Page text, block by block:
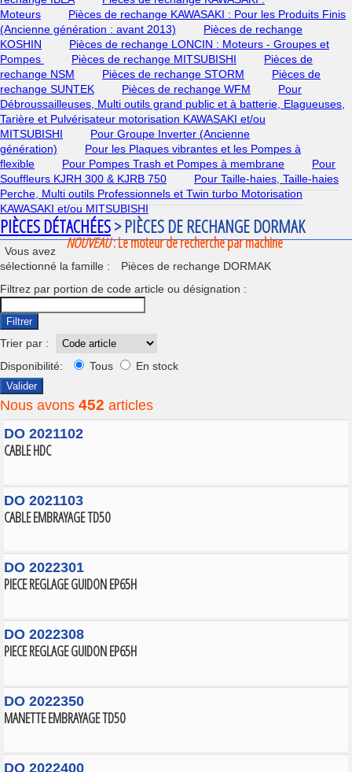
Moteurs
Pièces de rechange KAWASAKI : Pour les Produits Finis
(Ancienne génération : avant 2013)
Pièces de rechange
KOSHIN
Pièces de rechange LONCIN : Moteurs - Groupes et
Pompes
Pièces de rechange MITSUBISHI
Pièces de
rechange NSM
Pièces de rechange STORM
Pièces de
rechange SUNTEK
Pièces de rechange WFM
Pour
Débroussailleuses, Multi outils grand public et à batterie, Elagueuses,
Tarière et Pulvérisateur motorisation KAWASAKI et/ou
MITSUBISHI
Pour Groupe Inverter (Ancienne
génération)
Pour les Plaques vibrantes et les Pompes à
flexible
Pour Pompes Trash et Pompes à membrane
Pour
Souffleurs KJRH 300 & KJRB 750
Pour Taille-haies, Taille-haies
Perche, Multi outils Professionnels et Twin turbo Motorisation
KAWASAKI et/ou MITSUBISHI
PIÈCES DÉTACHÉES> PIÈCES DE RECHANGE DORMAK
NOUVEAU: Le moteur de recherche par machine
Vous avez
sélectionné la famille :
Pièces de rechange DORMAK
Filtrez par portion de code article ou désignation :
Filtrer
Trier par :
Disponibilité:
Tous En stock
Valider
Nous avons 452 articles
DO 2021102
CABLE HDC
DO 2021103
CABLE EMBRAYAGE TD50
DO 2022301
PIECE REGLAGE GUIDON EP65H
DO 2022308
PIECE REGLAGE GUIDON EP65H
DO 2022350
MANETTE EMBRAYAGE TD50
DO 2022400